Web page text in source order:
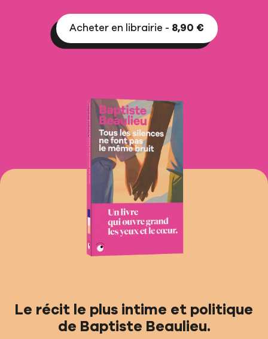
Acheter en librairie - 8,90 €
Le récit le plus intime et politique
de Baptiste Beaulieu.